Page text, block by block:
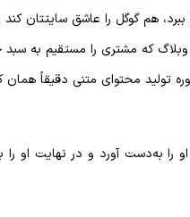
هم گوگل را عاشق سایتتان
وبلاگ که مشتری را مستقیم به
تولید محتوای متنی دقیقاً
را به‌دست آورد و در نهایت او